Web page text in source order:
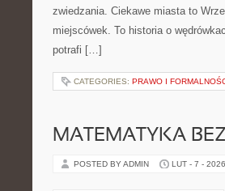
zwiedzania. Ciekawe miasta to
miejscówek. To historia o
potrafi […]
CATEGORIES: PRAWO I
MATEMATYKA
POSTED BY ADMIN LUT - 7 - 2026